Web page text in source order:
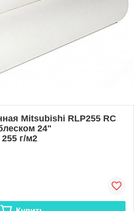
Mitsubishi RLP255 RC
24"
г/м2